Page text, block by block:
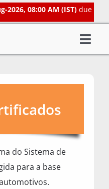
08:00 AM (IST)due to
do Sistema de
para a base